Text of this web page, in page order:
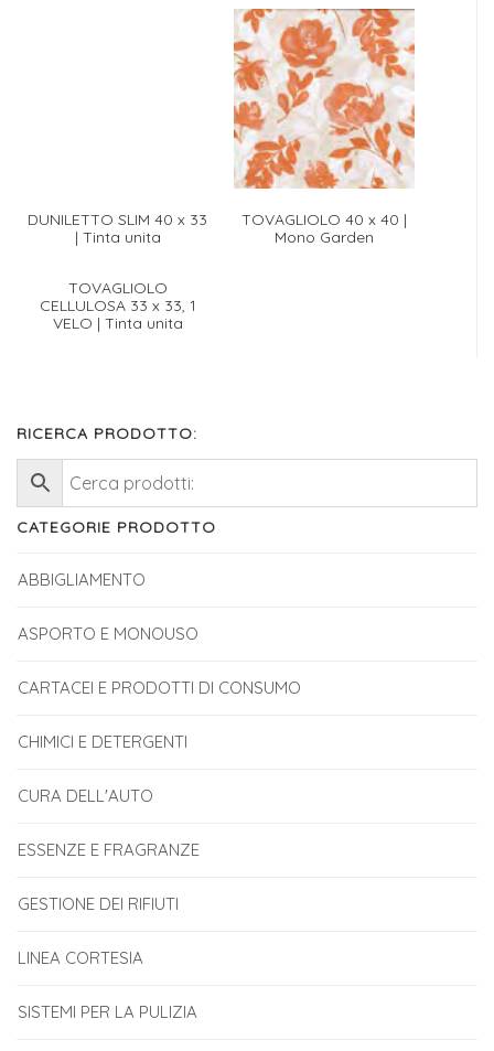
DUNILETTO SLIM 40 x 33
| Tinta unita
TOVAGLIOLO 40 x 40 |
Mono Garden
TOVAGLIOLO
CELLULOSA 33 x 33, 1
VELO | Tinta unita
RICERCA PRODOTTO:
CATEGORIE PRODOTTO
ABBIGLIAMENTO
ASPORTO E MONOUSO
CARTACEI E PRODOTTI DI CONSUMO
CHIMICI E DETERGENTI
CURA DELL'AUTO
ESSENZE E FRAGRANZE
GESTIONE DEI RIFIUTI
LINEA CORTESIA
SISTEMI PER LA PULIZIA